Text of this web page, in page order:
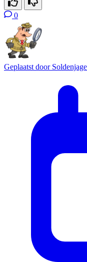
0
Geplaatst door